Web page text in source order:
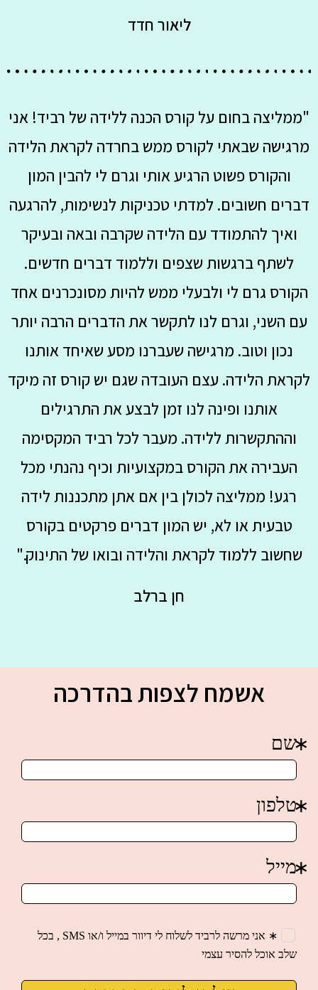
ליאור חדד
"ממליצה בחום על קורס הכנה ללידה של רביד! אני
מרגישה שבאתי לקורס ממש בחרדה לקראת הלידה
והקורס פשוט הרגיע אותי וגרם לי להבין המון
דברים חשובים. למדתי טכניקות לנשימות, להרגעה
ואיך להתמודד עם הלידה שקרבה ובאה ובעיקר
לשתף ברגשות שצפים וללמוד דברים חדשים.
הקורס גרם לי ולבעלי ממש להיות מסונכרנים אחד
עם השני, וגרם לנו לתקשר את הדברים הרבה יותר
נכון וטוב. מרגישה שעברנו מסע שאיחד אותנו
לקראת הלידה. עצם העובדה שגם יש קורס זה מיקד
אותנו ופינה לנו זמן לבצע את התרגילים
וההתקשרות ללידה. מעבר לכל רביד המקסימה
העבירה את הקורס במקצועיות וכיף נהנתי מכל
רגע! ממליצה לכולן בין אם אתן מתכננות לידה
טבעית או לא, יש המון דברים פרקטים בקורס
שחשוב ללמוד לקראת והלידה ובואו של התינוק."
חן ברלב
אשמח לצפות בהדרכה